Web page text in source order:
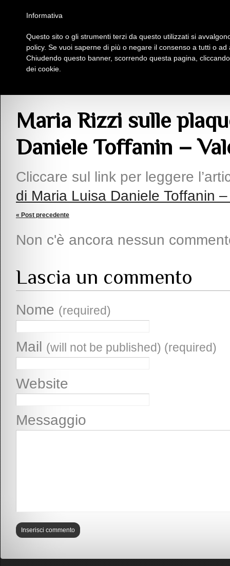
Insieme Per La Cultura
Maria Rizzi sulle
Daniele Toffanin –
Cliccare sul link per leggere
di Maria Luisa Daniele Toffanin
« Post precedente
Non c'è ancora nessun
Lascia un commento
Nome (required)
Mail (will not be published) (required)
Website
Messaggio
Informativa
Questo sito o gli strumenti terzi da questo utilizzati si
policy. Se vuoi saperne di più o negare il consenso a tutti o
Chiudendo questo banner, scorrendo questa pagina,
dei cookie.